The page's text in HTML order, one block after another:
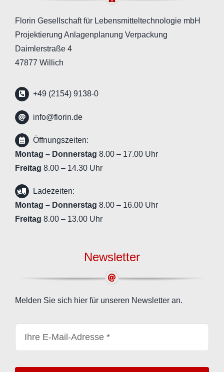
Florin Gesellschaft für Lebensmitteltechnologie mbH
Projektierung Anlagenplanung Verpackung
Daimlerstraße 4
47877 Willich
+49 (2154) 9138-0
info@florin.de
Öffnungszeiten:
Montag – Donnerstag 8.00 – 17.00 Uhr
Freitag 8.00 – 14.30 Uhr
Ladezeiten:
Montag – Donnerstag 8.00 – 16.00 Uhr
Freitag 8.00 – 13.00 Uhr
Newsletter
Melden Sie sich hier für unseren Newsletter an.